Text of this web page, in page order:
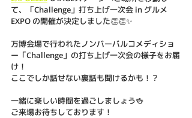
て、「Challenge」打ち上げ一次会 in グルメ
EXPO の開催が決定しました👏👏✨
万博会場で行われたノンバーバルコメディショ
ー「Challenge」の打ち上げ一次会の様子をお届
け！
ここでしか話せない裏話も聞けるかも！？
一緒に楽しい時間を過ごしましょう🍻
ご来場お待ちしております！